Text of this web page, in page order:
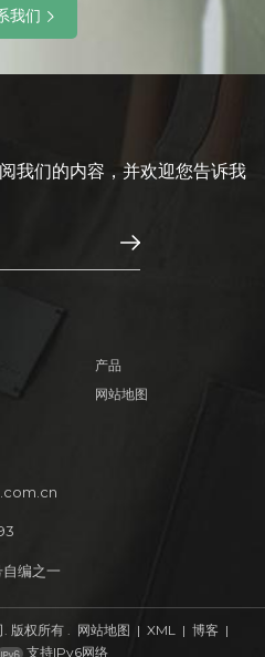
我们
我们的内容，并欢迎您告诉我
产品
网站地图
自编之一
版权所有 . 网站地图 | XML | 博客 |
支持IPv6网络